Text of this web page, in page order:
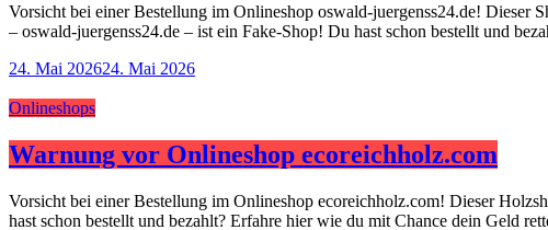
Vorsicht bei einer Bestellung im Onlineshop oswald-juergenss24.de!
– oswald-juergenss24.de – ist ein Fake-Shop! Du hast schon bestellt und
24. Mai 202624. Mai 2026
Onlineshops
Warnung vor Onlineshop ecoreichholz.com
Vorsicht bei einer Bestellung im Onlineshop ecoreichholz.com! Dieser
hast schon bestellt und bezahlt? Erfahre hier wie du mit Chance dein Geld